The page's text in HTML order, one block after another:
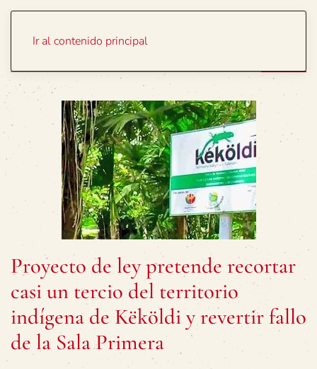
Ir al contenido principal
Proyecto de ley pretende recortar
casi un tercio del territorio
indígena de Këköldi y revertir fallo
de la Sala Primera